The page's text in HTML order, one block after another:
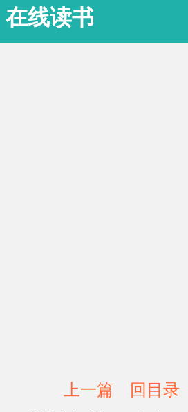
在线读书
上一篇 回目录